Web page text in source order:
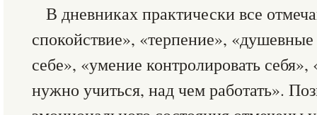
В дневниках практически все
спокойствие», «терпение»,
себе», «умение контролировать
нужно учиться, над чем работать».